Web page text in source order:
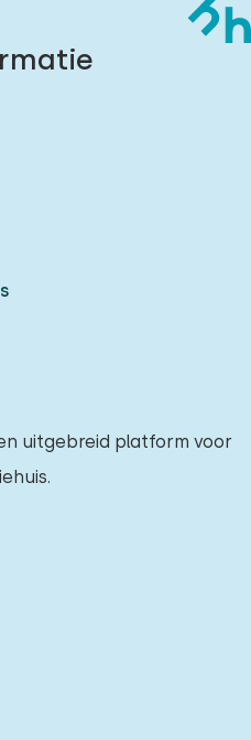
uitgebreid platform voor